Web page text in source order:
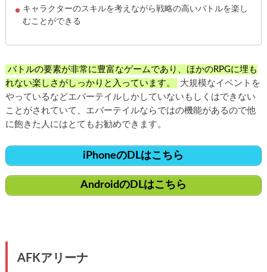
キャラクターのスキルを考えながら戦略の高いバトルを楽し
むことができる
バトルの要素が非常に豊富なゲームであり、ほかのRPGに埋も
れない楽しさがしっかりと入っています。
大規模なイベントを
やっているなどエバーテイルしかしていないもしくはできない
ことがされていて、エバーテイルならではの機能があるので他
に飽きた人にはとてもお勧めできます。
iPhoneのDLはこちら
AndroidのDLはこちら
AFKアリーナ